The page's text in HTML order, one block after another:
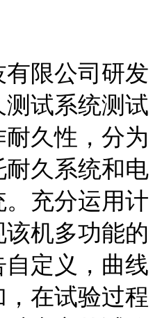
限公司研发
试系统测试
久性，分为
久系统和电
充分运用计
机多功能的
定义，曲线
在试验过程